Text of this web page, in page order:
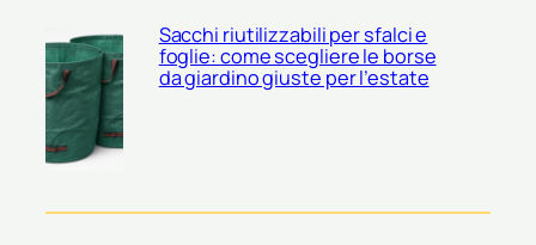
Sacchi riutilizzabili per sfalci e
foglie: come scegliere le borse
da giardino giuste per l’estate